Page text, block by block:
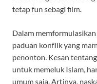
tetap fun sebagi film.
Dalam
paduan konflik yang
penonton. Kesan
untuk memeluk Islam,
umum saja. Artinya,